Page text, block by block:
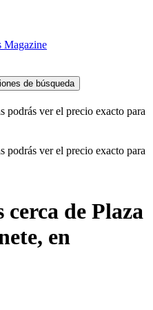
Magazine
de búsqueda
podrás ver el precio exacto para
podrás ver el precio exacto para
cerca de Plaza
en